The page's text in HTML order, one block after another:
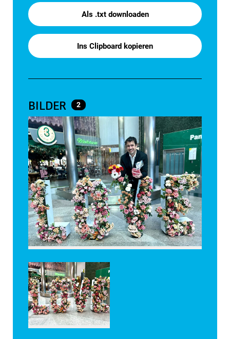
Als .txt downloaden
Ins Clipboard kopieren
BILDER 2